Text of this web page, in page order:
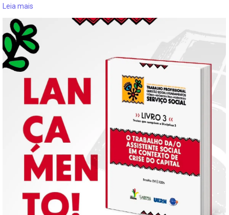
Leia mais